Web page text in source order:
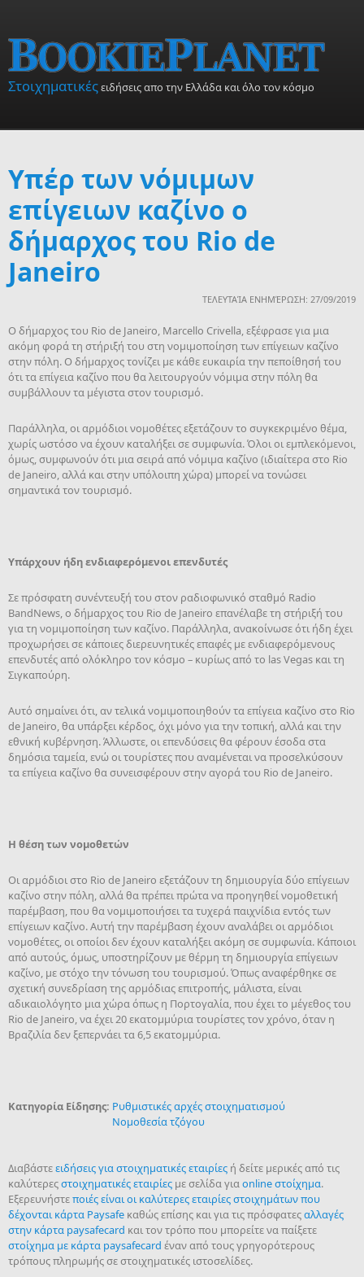
Στοιχηματικέςειδήσεις απο την Ελλάδα και όλο τον κόσμο
Υπέρ των νόμιμων
επίγειων καζίνο ο
δήμαρχος του Rio de
Janeiro
ΤΕΛΕΥΤΑΊΑ ΕΝΗΜΈΡΩΣΗ: 27/09/2019
Ο δήμαρχος του Rio de Janeiro, Marcello Crivella, εξέφρασε για μια
ακόμη φορά τη στήριξή του στη νομιμοποίηση των επίγειων καζίνο
στην πόλη. Ο δήμαρχος τονίζει με κάθε ευκαιρία την πεποίθησή του
ότι τα επίγεια καζίνο που θα λειτουργούν νόμιμα στην πόλη θα
συμβάλλουν τα μέγιστα στον τουρισμό.
Παράλληλα, οι αρμόδιοι νομοθέτες εξετάζουν το συγκεκριμένο θέμα,
χωρίς ωστόσο να έχουν καταλήξει σε συμφωνία. Όλοι οι εμπλεκόμενοι,
όμως, συμφωνούν ότι μια σειρά από νόμιμα καζίνο (ιδιαίτερα στο Rio
de Janeiro, αλλά και στην υπόλοιπη χώρα) μπορεί να τονώσει
σημαντικά τον τουρισμό.
Υπάρχουν ήδη ενδιαφερόμενοι επενδυτές
Σε πρόσφατη συνέντευξή του στον ραδιοφωνικό σταθμό Radio
BandNews, ο δήμαρχος του Rio de Janeiro επανέλαβε τη στήριξή του
για τη νομιμοποίηση των καζίνο. Παράλληλα, ανακοίνωσε ότι ήδη έχει
προχωρήσει σε κάποιες διερευνητικές επαφές με ενδιαφερόμενους
επενδυτές από ολόκληρο τον κόσμο – κυρίως από το las Vegas και τη
Σιγκαπούρη.
Αυτό σημαίνει ότι, αν τελικά νομιμοποιηθούν τα επίγεια καζίνο στο Rio
de Janeiro, θα υπάρξει κέρδος, όχι μόνο για την τοπική, αλλά και την
εθνική κυβέρνηση. Άλλωστε, οι επενδύσεις θα φέρουν έσοδα στα
δημόσια ταμεία, ενώ οι τουρίστες που αναμένεται να προσελκύσουν
τα επίγεια καζίνο θα συνεισφέρουν στην αγορά του Rio de Janeiro.
Η θέση των νομοθετών
Οι αρμόδιοι στο Rio de Janeiro εξετάζουν τη δημιουργία δύο επίγειων
καζίνο στην πόλη, αλλά θα πρέπει πρώτα να προηγηθεί νομοθετική
παρέμβαση, που θα νομιμοποιήσει τα τυχερά παιχνίδια εντός των
επίγειων καζίνο. Αυτή την παρέμβαση έχουν αναλάβει οι αρμόδιοι
νομοθέτες, οι οποίοι δεν έχουν καταλήξει ακόμη σε συμφωνία. Κάποιοι
από αυτούς, όμως, υποστηρίζουν με θέρμη τη δημιουργία επίγειων
καζίνο, με στόχο την τόνωση του τουρισμού. Όπως αναφέρθηκε σε
σχετική συνεδρίαση της αρμόδιας επιτροπής, μάλιστα, είναι
αδικαιολόγητο μια χώρα όπως η Πορτογαλία, που έχει το μέγεθος του
Rio de Janeiro, να έχει 20 εκατομμύρια τουρίστες τον χρόνο, όταν η
Βραζιλία δεν ξεπερνάει τα 6,5 εκατομμύρια.
Κατηγορία Είδησης: Ρυθμιστικές αρχές στοιχηματισμού
Νομοθεσία τζόγου
Διαβάστεειδήσεις για στοιχηματικές εταιρίες ή δείτε μερικές από τις
καλύτερεςστοιχηματικές εταιρίες με σελίδα γιαonline στοίχημα.
Εξερευνήστεποιές είναι οι καλύτερες εταιρίες στοιχημάτων που
δέχονται κάρτα Paysafe καθώς επίσης και για τις πρόσφατεςαλλαγές
στην κάρτα paysafecard και τον τρόπο που μπορείτε να παίξετε
στοίχημα με κάρτα paysafecard έναν από τους γρηγορότερους
τρόπους πληρωμής σε στοιχηματικές ιστοσελίδες.